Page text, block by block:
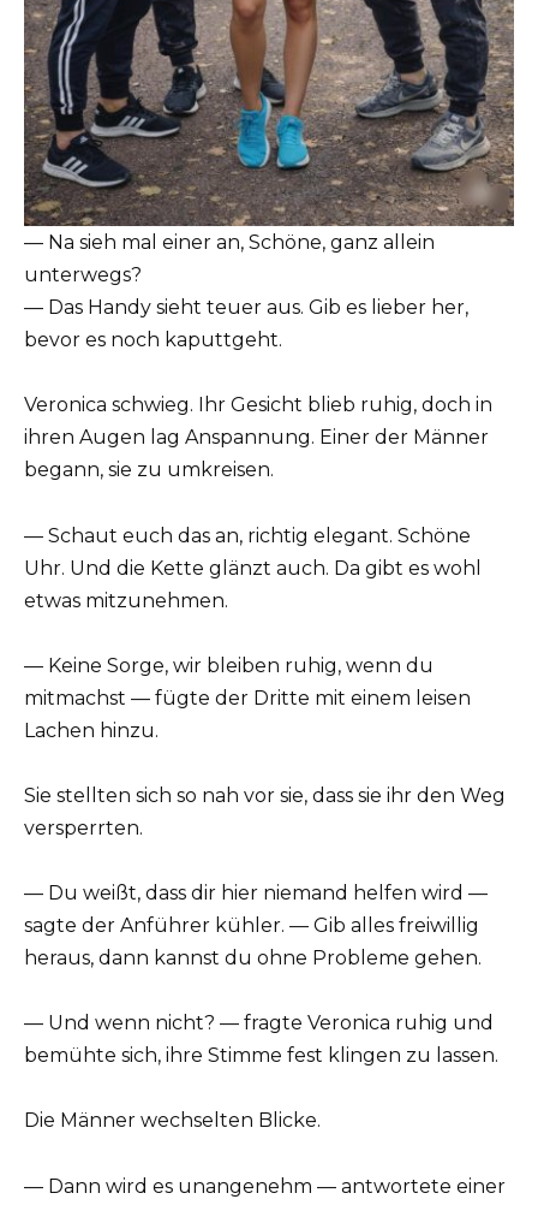
— Na sieh mal einer an, Schöne, ganz allein
unterwegs?
— Das Handy sieht teuer aus. Gib es lieber her,
bevor es noch kaputtgeht.
Veronica schwieg. Ihr Gesicht blieb ruhig, doch in
ihren Augen lag Anspannung. Einer der Männer
begann, sie zu umkreisen.
— Schaut euch das an, richtig elegant. Schöne
Uhr. Und die Kette glänzt auch. Da gibt es wohl
etwas mitzunehmen.
— Keine Sorge, wir bleiben ruhig, wenn du
mitmachst — fügte der Dritte mit einem leisen
Lachen hinzu.
Sie stellten sich so nah vor sie, dass sie ihr den Weg
versperrten.
— Du weißt, dass dir hier niemand helfen wird —
sagte der Anführer kühler. — Gib alles freiwillig
heraus, dann kannst du ohne Probleme gehen.
— Und wenn nicht? — fragte Veronica ruhig und
bemühte sich, ihre Stimme fest klingen zu lassen.
Die Männer wechselten Blicke.
— Dann wird es unangenehm — antwortete einer